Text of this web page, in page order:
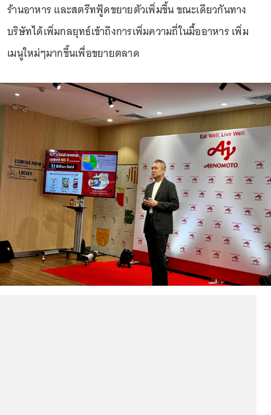
ร้านอาหาร และสตรีทฟู้ดขยายตัวเพิ่มขึ้น ขณะเดียวกันทาง
บริษัทได้เพิ่มกลยุทธ์เข้าถึงการเพิ่มความถี่ในมื้ออาหาร เพิ่ม
เมนูใหม่ๆมากขึ้นเพื่อขยายตลาด